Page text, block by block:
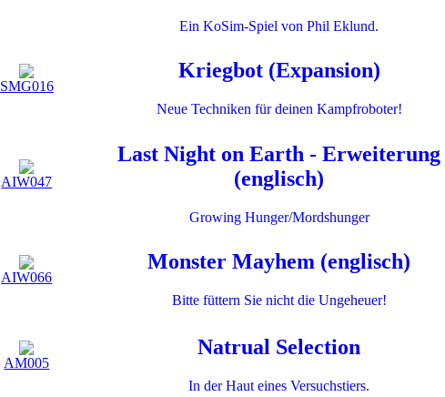
Ein KoSim-Spiel von Phil Eklund.
SMG016
Kriegbot (Expansion)
Neue Techniken für deinen Kampfroboter!
AIW047
Last Night on Earth - Erweiterung
(englisch)
Growing Hunger/Mordshunger
AIW066
Monster Mayhem (englisch)
Bitte füttern Sie nicht die Ungeheuer!
AM005
Natrual Selection
In der Haut eines Versuchstiers.